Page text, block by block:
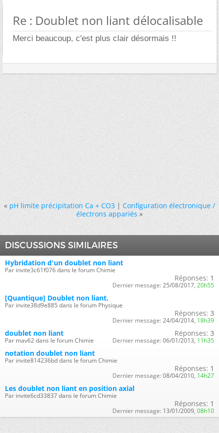
Re : Doublet non liant délocalisable
Merci beaucoup, c'est plus clair désormais !!
« pH limite précipitation Ca + CO3|Configuration électronique /
électrons appariés »
DISCUSSIONS SIMILAIRES
Hybridation d'un doublet non liant
Par invite3c61f076 dans le forum Chimie
Réponses: 1
Dernier message: 25/08/2017, 20h55
[Quantique] Doublet non liant.
Par invite38d9e885 dans le forum Physique
Réponses: 3
Dernier message: 24/04/2014, 18h39
doublet non liant
Par mav62 dans le forum Chimie
Réponses: 3
Dernier message: 06/01/2013, 11h35
notation doublet non liant
Par invite814236bd dans le forum Chimie
Réponses: 1
Dernier message: 08/04/2010, 14h27
Les doublet non liant en position axial
Par invite6cd33837 dans le forum Chimie
Réponses: 1
Dernier message: 13/01/2009, 08h10